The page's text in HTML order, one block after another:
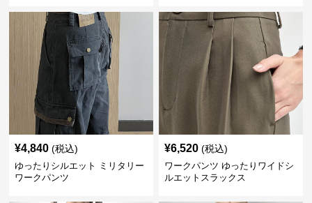
¥4,840 (税込)
ゆったりシルエット ミリタリー
ワークパンツ
¥6,520 (税込)
ワークパンツ ゆったりワイドシ
ルエットスラックス